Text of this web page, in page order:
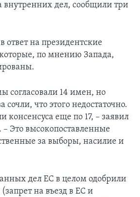
внутренних дел, сообщили три
ответ на президентские
по мнению Запада,
согласовали 14 имен, но
сочли, что этого недостаточно.
консенсуса еще по 17, – заявил
Это высокопоставленные
за выборы, насилие и
дел ЕС в целом одобрили
на въезд в ЕС и